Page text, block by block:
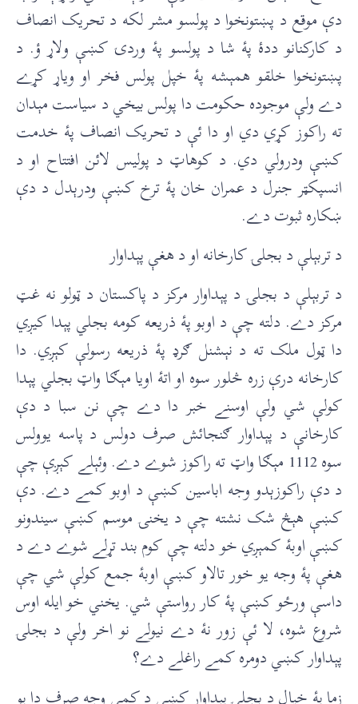
دې موقع د پښتونخوا د پولسو مشر لکه د تحريک انصاف
د کارکنانو ددۀ پۀ شا د پولسو پۀ وردۍ کښې ولاړ ؤ. د
پښتونخوا خلقو همېشه پۀ خپل پولس فخر او وياړ کړے
دے ولې موجوده حکومت دا پولس بيخي د سياست مېدان
ته راکوز کړي دي او دا ئې د تحريک انصاف پۀ خدمت
کښې ودرولي دي. د کوهاټ د پوليس لائن افتتاح او د
انسپکټر جنرل د عمران خان پۀ ترخ کښې ودرېدل د دې
ښکاره ثبوت دے.
د تربېلې د بجلۍ کارخانه او د هغې پېداوار
د تربېلې د بجلۍ د پېداوار مرکز د پاکستان د ټولو نه غټ
مرکز دے. دلته چې د اوبو پۀ ذريعه کومه بجلي پېدا کيږي
دا ټول ملک ته د نېشنل ګرډ پۀ ذريعه رسولې کېږي. دا
کارخانه درې زره څلور سوه او اتۀ اويا مېګا واټ بجلي پېدا
کولې شي ولې اوسنے خبر دا دے چې نن سبا د دې
کارخانې د پېداوار ګنجائش صرف دولس د پاسه يوولس
سوه 1112 مېګا واټ ته راکوز شوے دے. وئېلے کېږې چې
د دې راکوزېدو وجه اباسين کښې د اوبو کمے دے. دې
کښې هېڅ شک نشته چې د يخنۍ موسم کښې سيندونو
کښې اوبۀ کمېږي خو دلته چې کوم بند تړلے شوے دے د
هغې پۀ وجه يو خور تالاو کښې اوبۀ جمع کولې شي چې
داسې ورځو کښې پۀ کار رواستې شي. يخني خو ایله اوس
شروع شوه، لا ئې زور نۀ دے نيولے نو اخر ولې د بجلۍ
پېداوار کښي دومره کمے راغلے دے؟
زما پۀ خيال د بجلۍ پېداوار کښي د کمي وجه صرف دا يو